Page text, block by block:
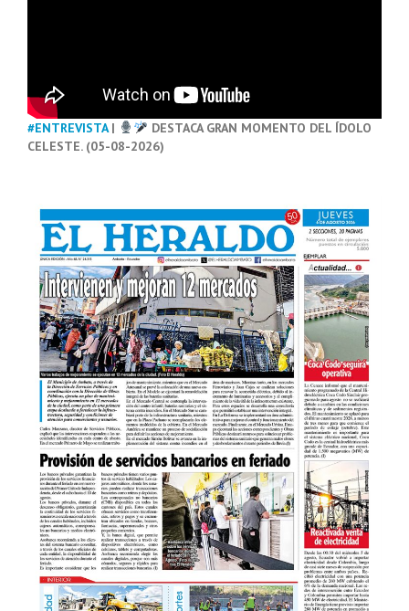
#ENTREVISTA|
DESTACA GRAN MOMENTO DEL ÍDOLO
CELESTE. (05-08-2026)